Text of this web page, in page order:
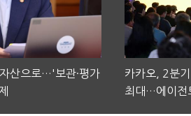
산으로…'보관·평가
카카오, 2분기
최대…에이전